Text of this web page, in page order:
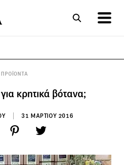
ΠΡΟΪΟΝΤΑ
κρητικά βότανα;
31 ΜΑΡΤΙΟΥ 2016